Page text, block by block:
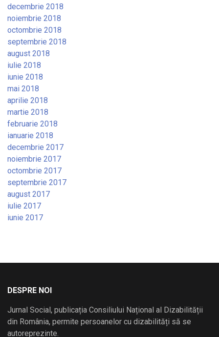
decembrie 2018
noiembrie 2018
octombrie 2018
septembrie 2018
august 2018
iulie 2018
iunie 2018
mai 2018
aprilie 2018
martie 2018
februarie 2018
ianuarie 2018
decembrie 2017
noiembrie 2017
octombrie 2017
septembrie 2017
august 2017
iulie 2017
iunie 2017
DESPRE NOI
Jurnal Social, publicația Consiliului Național al Dizabilității
din România, permite persoanelor cu dizabilități să se
autoreprezinte.